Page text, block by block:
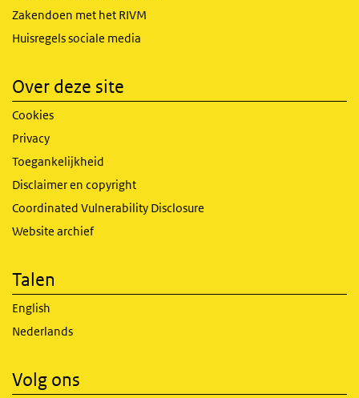
Zakendoen met het RIVM
Huisregels sociale media
Over deze site
Cookies
Privacy
Toegankelijkheid
Disclaimer en copyright
Coordinated Vulnerability Disclosure
Website archief
Talen
English
Nederlands
Volg ons